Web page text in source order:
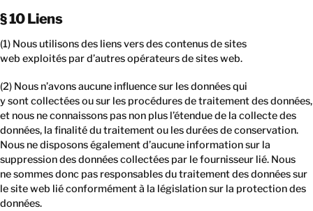
§ 10 Liens
(1) Nous utilisons des liens vers des contenus de sites
web exploités par d’autres opérateurs de sites web.
(2) Nous n’avons aucune influence sur les données qui
y sont collectées ou sur les procédures de traitement des données,
et nous ne connaissons pas non plus l’étendue de la collecte des
données, la finalité du traitement ou les durées de conservation.
Nous ne disposons également d’aucune information sur la
suppression des données collectées par le fournisseur lié. Nous
ne sommes donc pas responsables du traitement des données sur
le site web lié conformément à la législation sur la protection des
données.